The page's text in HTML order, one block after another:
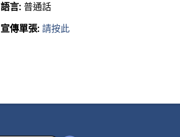
語言: 普通話
宣傳單張: 請按此